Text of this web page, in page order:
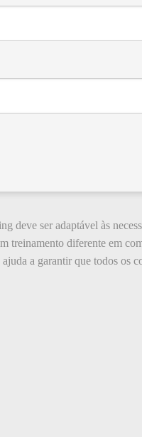
deve ser adaptável às
treinamento diferente em
a garantir que todos os